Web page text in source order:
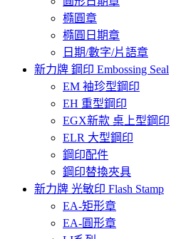
橢圓章
橢圓日期章
日期/數字/片語章
新力牌 鋼印 Embossing Seal
EM 袖珍型鋼印
EH 重型鋼印
EGX新款 桌上型鋼印
ELR 大型鋼印
鋼印配件
鋼印替換夾具
新力牌 光敏印 Flash Stamp
EA-矩形章
EA-圓形章